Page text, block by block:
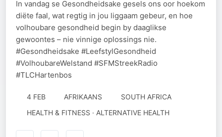
In vandag se Gesondheidsake gesels ons oor hoekom
diëte faal, wat regtig in jou liggaam gebeur, en hoe
volhoubare gesondheid begin by daaglikse
gewoontes – nie vinnige oplossings nie.
#Gesondheidsake #LeefstylGesondheid
#VolhoubareWelstand #SFMStreekRadio
#TLCHartenbos
4 FEB AFRIKAANS
SOUTH AFRICA
HEALTH & FITNESS · ALTERNATIVE HEALTH